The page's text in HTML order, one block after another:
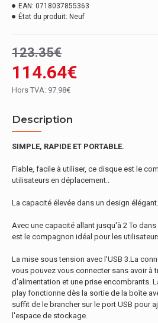
114.64€
123.35€
Hors TVA: 97.98€
EAN: 0718037855363
État du produit: Neuf
Description
SIMPLE, RAPIDE ET PORTABLE.
Fiable, facile à utiliser, ce disque est le
utilisateurs en déplacement..
La capacité élevée dans un design élégant.
Avec une capacité allant jusqu'à 2 To
est le compagnon idéal pour les
La mise sous tension avec l'USB 3.La
vous pouvez vous connecter sans avoir à
d'alimentation et une prise encombrants.
play fonctionne dès la sortie de la boîte
suffit de le brancher sur le port USB pour
l'espace de stockage.